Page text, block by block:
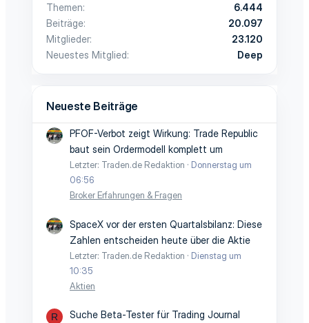
Themen
6.444
Beiträge
20.097
Mitglieder
23.120
Neuestes Mitglied
Deep
Neueste Beiträge
PFOF-Verbot zeigt Wirkung: Trade Republic
baut sein Ordermodell komplett um
Letzter: Traden.de Redaktion
Donnerstag um
06:56
Broker Erfahrungen & Fragen
SpaceX vor der ersten Quartalsbilanz: Diese
Zahlen entscheiden heute über die Aktie
Letzter: Traden.de Redaktion
Dienstag um
10:35
Aktien
R Suche Beta-Tester für Trading Journal